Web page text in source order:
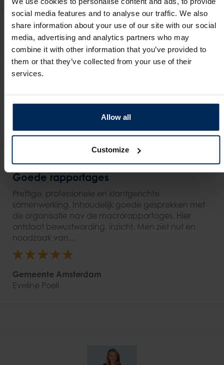
social media features and to analyse our traffic. We also
share information about your use of our site with our social
media, advertising and analytics partners who may
combine it with other information that you’ve provided to
them or that they’ve collected from your use of their
services.
Allow all
Customize
Hele prettige samenwerking
Hele prettige samenwerking, korte lijnen en staan je
altijd snel te woord.
Achmea
Goede rapportages
Prettige, professionele en klantgerichte
samenwerking. Inhoudelijk goede gesprekken met
de organisatie nav de macrorapportages. Hier
ontstaat bewustwording, inzicht. Men ziet nut en
noodzaak van...
Gemeente Amsterdam
Eveline Poell